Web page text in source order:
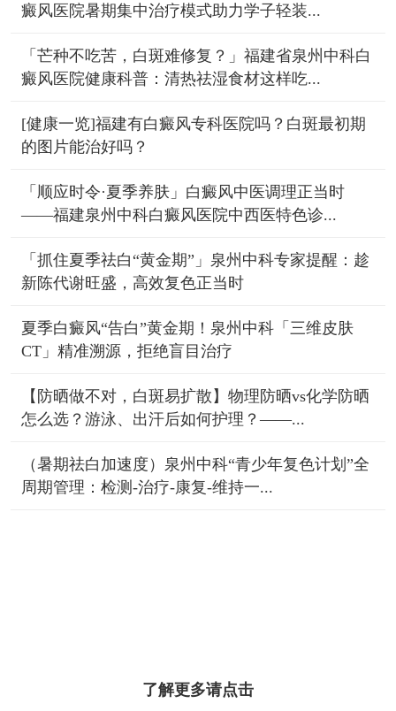
癜风医院暑期集中治疗模式助力学子轻装...
「芒种不吃苦，白斑难修复？」福建省泉州中科白
癜风医院健康科普：清热祛湿食材这样吃...
[健康一览]福建有白癜风专科医院吗？白斑最初期
的图片能治好吗？
「顺应时令·夏季养肤」白癜风中医调理正当时
——福建泉州中科白癜风医院中西医特色诊...
「抓住夏季祛白“黄金期”」泉州中科专家提醒：趁
新陈代谢旺盛，高效复色正当时
夏季白癜风“告白”黄金期！泉州中科「三维皮肤
CT」精准溯源，拒绝盲目治疗
【防晒做不对，白斑易扩散】物理防晒vs化学防晒
怎么选？游泳、出汗后如何护理？——...
（暑期祛白加速度）泉州中科“青少年复色计划”全
周期管理：检测-治疗-康复-维持一...
了解更多请点击